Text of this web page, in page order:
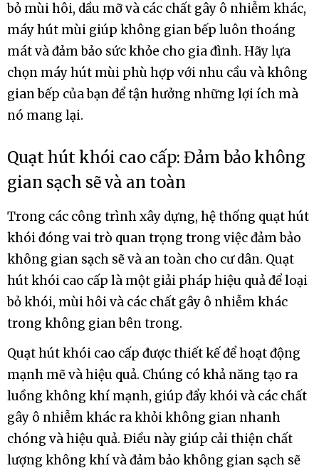
bỏ mùi hôi, dầu mỡ và các chất gây ô nhiễm khác,
máy hút mùi giúp không gian bếp luôn thoáng
mát và đảm bảo sức khỏe cho gia đình. Hãy lựa
chọn máy hút mùi phù hợp với nhu cầu và không
gian bếp của bạn để tận hưởng những lợi ích mà
nó mang lại.
Quạt hút khói cao cấp: Đảm bảo không
gian sạch sẽ và an toàn
Trong các công trình xây dựng, hệ thống quạt hút
khói đóng vai trò quan trọng trong việc đảm bảo
không gian sạch sẽ và an toàn cho cư dân. Quạt
hút khói cao cấp là một giải pháp hiệu quả để loại
bỏ khói, mùi hôi và các chất gây ô nhiễm khác
trong không gian bên trong.
Quạt hút khói cao cấp được thiết kế để hoạt động
mạnh mẽ và hiệu quả. Chúng có khả năng tạo ra
luồng không khí mạnh, giúp đẩy khói và các chất
gây ô nhiễm khác ra khỏi không gian nhanh
chóng và hiệu quả. Điều này giúp cải thiện chất
lượng không khí và đảm bảo không gian sạch sẽ